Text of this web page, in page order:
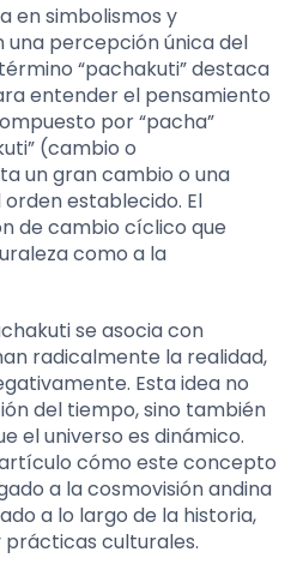
en simbolismos y
percepción única del
“pachakuti” destaca
entender el pensamiento
por “pacha”
(cambio o
un gran cambio o una
establecido. El
de cambio cíclico que
como a la
se asocia con
radicalmente la realidad,
Esta idea no
del tiempo, sino también
el universo es dinámico.
cómo este concepto
a la cosmovisión andina
a lo largo de la historia,
culturales.